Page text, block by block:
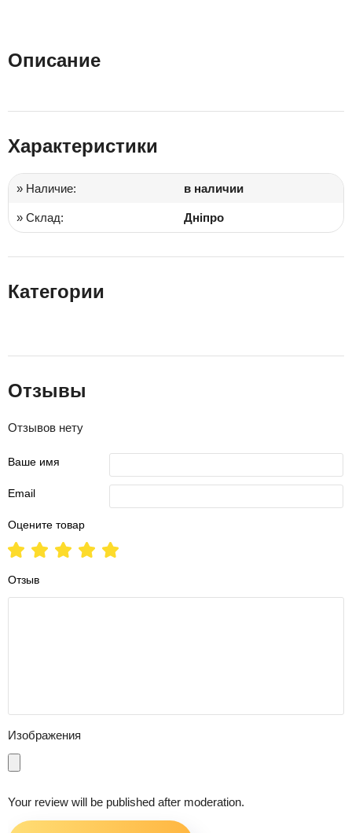
Описание
Характеристики
» Наличие: в наличии
» Склад: Дніпро
Категории
Отзывы
Отзывов нету
Ваше имя
Email
Оцените товар
Отзыв
Изображения
Your review will be published after moderation.